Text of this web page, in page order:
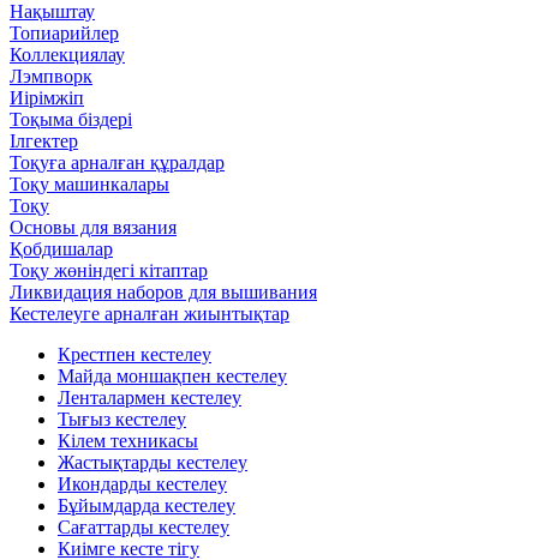
Нақыштау
Топиарийлер
Коллекциялау
Лэмпворк
Иірімжіп
Тоқыма біздері
Ілгектер
Тоқуға арналған құралдар
Тоқу машинкалары
Тоқу
Основы для вязания
Қобдишалар
Тоқу жөніндегі кітаптар
Ликвидация наборов для вышивания
Кестелеуге арналған жиынтықтар
Крестпен кестелеу
Майда моншақпен кестелеу
Ленталармен кестелеу
Тығыз кестелеу
Кілем техникасы
Жастықтарды кестелеу
Икондарды кестелеу
Бұйымдарда кестелеу
Сағаттарды кестелеу
Киімге кесте тігу